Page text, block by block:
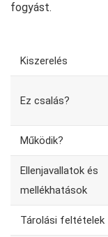
fogyást.
Kiszerelés
Ez csalás?
Működik?
Ellenjavallatok és
mellékhatások
Tárolási feltételek